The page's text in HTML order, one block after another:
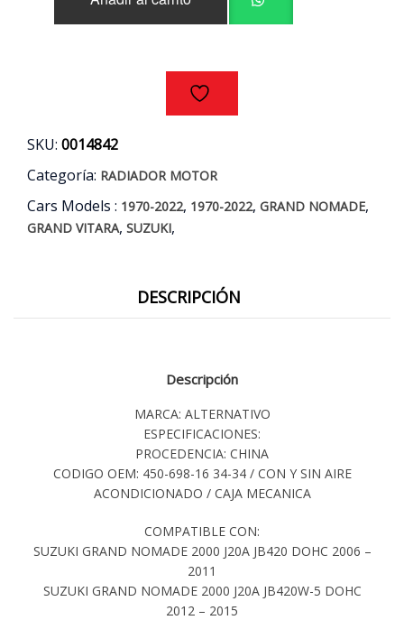
SKU: 0014842
Categoría: RADIADOR MOTOR
Cars Models : 1970-2022, 1970-2022, GRAND NOMADE,
GRAND VITARA, SUZUKI,
DESCRIPCIÓN
Descripción
MARCA: ALTERNATIVO
ESPECIFICACIONES:
PROCEDENCIA: CHINA
CODIGO OEM: 450-698-16 34-34 / CON Y SIN AIRE
ACONDICIONADO / CAJA MECANICA
COMPATIBLE CON:
SUZUKI GRAND NOMADE 2000 J20A JB420 DOHC 2006 –
2011
SUZUKI GRAND NOMADE 2000 J20A JB420W-5 DOHC
2012 – 2015